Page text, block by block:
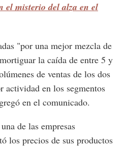
el misterio del alza en el
"por una mejor mezcla de
la caída de entre 5 y
de ventas de los dos
actividad en los segmentos
en el comunicado.
de las empresas
los precios de sus productos